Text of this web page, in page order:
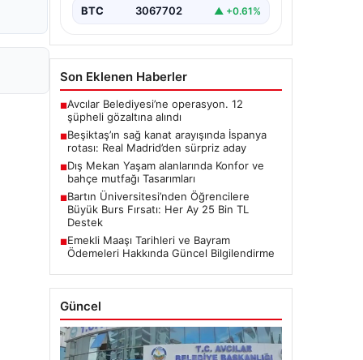
BTC 3067702 ▲ +0.61%
Son Eklenen Haberler
■Avcılar Belediyesi’ne operasyon. 12
şüpheli gözaltına alındı
■Beşiktaş’ın sağ kanat arayışında İspanya
rotası: Real Madrid’den sürpriz aday
■Dış Mekan Yaşam alanlarında Konfor ve
bahçe mutfağı Tasarımları
■Bartın Üniversitesi’nden Öğrencilere
Büyük Burs Fırsatı: Her Ay 25 Bin TL
Destek
■Emekli Maaşı Tarihleri ve Bayram
Ödemeleri Hakkında Güncel Bilgilendirme
Güncel